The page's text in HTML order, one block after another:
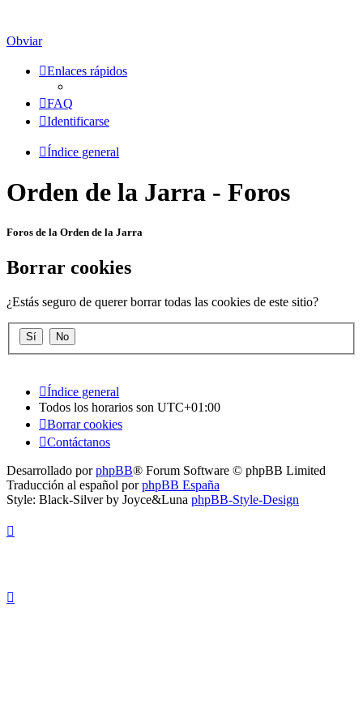
Obviar
Enlaces rápidos
FAQ
Identificarse
Índice general
Orden de la Jarra - Foros
Foros de la Orden de la Jarra
Borrar cookies
¿Estás seguro de querer borrar todas las cookies de este sitio?
Índice general
Todos los horarios son UTC+01:00
Borrar cookies
Contáctanos
Desarrollado porphpBB® Forum Software © phpBB Limited
Traducción al español porphpBB España
Style: Black-Silver by Joyce&Luna phpBB-Style-Design